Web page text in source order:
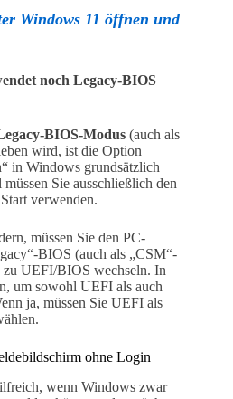
Windows 11 öffnen und
noch Legacy-BIOS
BIOS-Modus (auch als
wird, ist die Option
in Windows grundsätzlich
Sie ausschließlich den
verwenden.
müssen Sie den PC-
BIOS (auch als „CSM“-
zu UEFI/BIOS wechseln. In
um sowohl UEFI als auch
ja, müssen Sie UEFI als
ohne Login
wenn Windows zwar